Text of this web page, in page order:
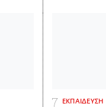
ΕΚΠΑΙΔΕΥΣΗ